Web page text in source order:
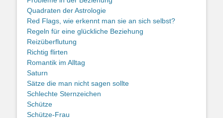
Quadraten der Astrologie
Red Flags, wie erkennt man sie an sich selbst?
Regeln für eine glückliche Beziehung
Reizüberflutung
Richtig flirten
Romantik im Alltag
Saturn
Sätze die man nicht sagen sollte
Schlechte Sternzeichen
Schütze
Schütze-Frau